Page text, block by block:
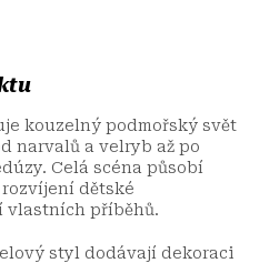
kouzelný podmořský svět
narvalů a velryb až po
Celá scéna působí
dětské
vlastních příběhů.
styl dodávají dekoraci